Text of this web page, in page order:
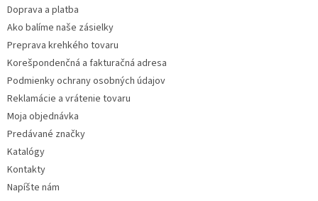
i
s
Doprava a platba
Ako balíme naše zásielky
Preprava krehkého tovaru
Korešpondenčná a fakturačná adresa
Podmienky ochrany osobných údajov
Reklamácie a vrátenie tovaru
Moja objednávka
Predávané značky
Katalógy
Kontakty
Napíšte nám